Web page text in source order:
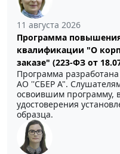
11 августа 2026
Программа
квалификации "О
заказе" (223-ФЗ от
Программа разработана
АО ''СБЕР А".
освоившим программу,
удостоверения
образца.